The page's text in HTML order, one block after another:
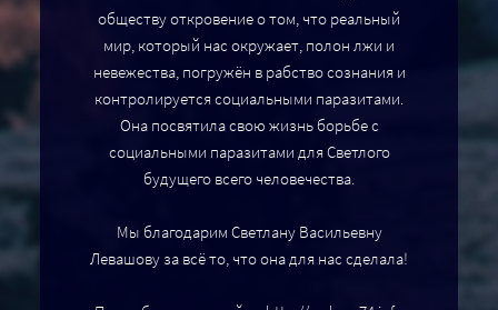
обществу откровение о том, что реальный
мир, который нас окружает, полон лжи и
невежества, погружён в рабство сознания и
контролируется социальными паразитами.
Она посвятила свою жизнь борьбе с
социальными паразитами для Светлого
будущего всего человечества.
Мы благодарим Светлану Васильевну
Левашову за всё то, что она для нас сделала!